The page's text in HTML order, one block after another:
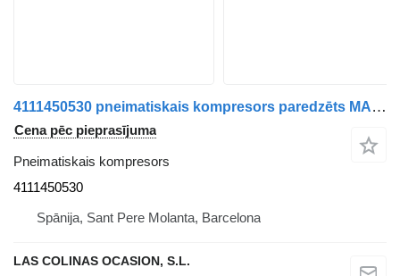
4111450530 pneimatiskais kompresors paredzēts MAN L2000 9.153-10.224 EuroI/II kravas automašīnas
Cena pēc pieprasījuma
Pneimatiskais kompresors
4111450530
Spānija, Sant Pere Molanta, Barcelona
LAS COLINAS OCASION, S.L.